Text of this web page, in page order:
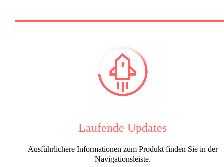
Laufende Updates
Ausführlichere Informationen zum Produkt finden Sie in der
Navigationsleiste.